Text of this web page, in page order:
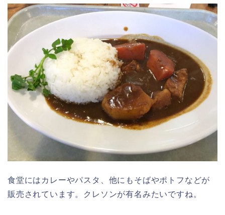
食堂にはカレーやパスタ、他にもそばやポトフなどが
販売されています。クレソンが有名みたいですね。